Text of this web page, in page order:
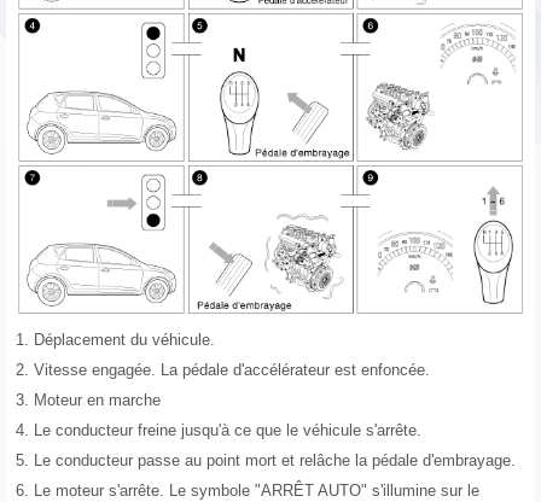
1.
Déplacement du véhicule.
2. Vitesse engagée. La pédale d'accélérateur est enfoncée.
3.
Moteur en marche
4.
Le conducteur freine jusqu'à ce que le véhicule s'arrête.
5.
Le conducteur passe au point mort et relâche la pédale d'embrayage.
6.
Le moteur s'arrête. Le symbole "ARRÊT AUTO" s'illumine sur le